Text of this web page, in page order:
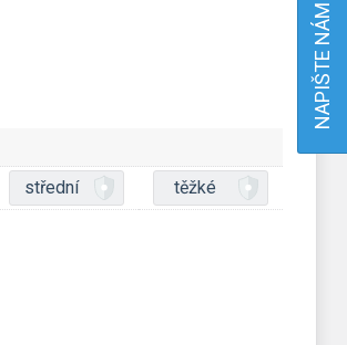
střední těžké
NAPIŠTE NÁM